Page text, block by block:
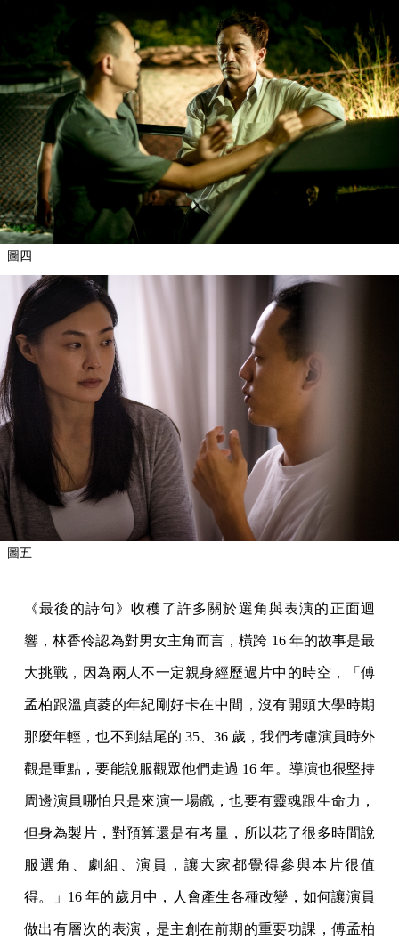
圖四
圖五
《最後的詩句》收穫了許多關於選角與表演的正面迴
響，林香伶認為對男女主角而言，橫跨 16 年的故事是最
大挑戰，因為兩人不一定親身經歷過片中的時空，「傅
孟柏跟溫貞菱的年紀剛好卡在中間，沒有開頭大學時期
那麼年輕，也不到結尾的 35、36 歲，我們考慮演員時外
觀是重點，要能說服觀眾他們走過 16 年。導演也很堅持
周邊演員哪怕只是來演一場戲，也要有靈魂跟生命力，
但身為製片，對預算還是有考量，所以花了很多時間說
服選角、劇組、演員，讓大家都覺得參與本片很值
得。」16 年的歲月中，人會產生各種改變，如何讓演員
做出有層次的表演，是主創在前期的重要功課，傅孟柏